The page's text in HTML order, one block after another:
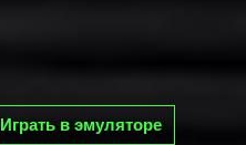
Играть в эмуляторе